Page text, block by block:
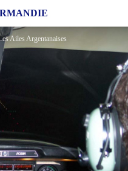
Ailes Argentanaises